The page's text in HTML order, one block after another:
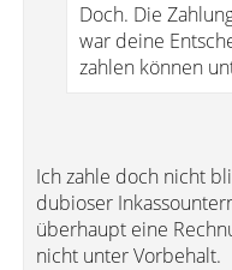
Doch. Die
war deine
zahlen können
Ich zahle doch nicht
dubioser
überhaupt eine
nicht unter Vorbehalt.